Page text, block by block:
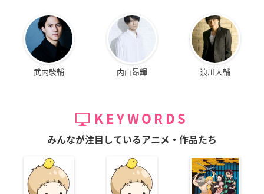
武内駿輔 内山昂輝 浪川大輔
KEYWORDS
みんなが注目しているアニメ・作品たち